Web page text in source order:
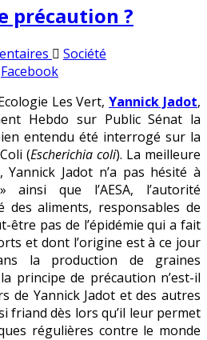
précaution ?
sur
Et
principe
de
précaution
?
Publié
Société
Facebook
Les Vert,Yannick Jadot,
Hebdo sur Public Sénat la
entendu été interrogé sur la
(Escherichia coli). La meilleure
Yannick Jadot n’a pas hésité à
que l’AESA, l’autorité
des aliments, responsables de
être pas de l’épidémie qui a fait
et dont l’origine est à ce jour
la production de graines
principe de précaution n’est-il
de Yannick Jadot et des autres
friand dès lors qu’il leur permet
régulières contre le monde